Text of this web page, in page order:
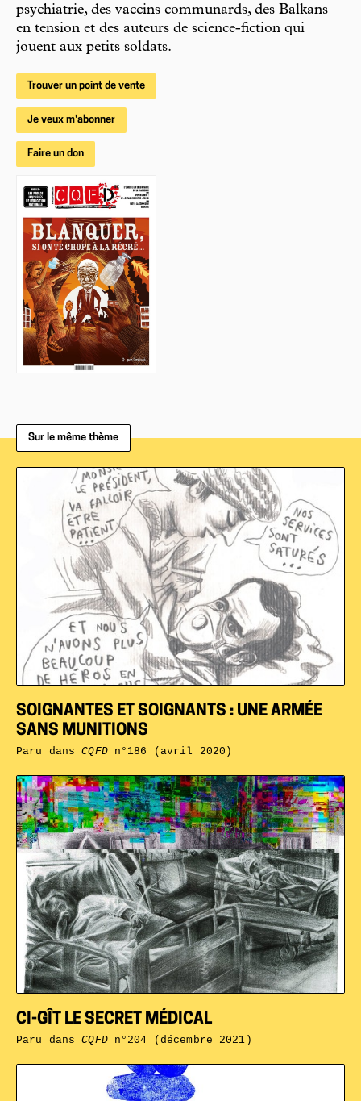
psychiatrie, des vaccins communards, des Balkans
en tension et des auteurs de science-fiction qui
jouent aux petits soldats.
Trouver un point de vente
Je veux m'abonner
Faire un don
Sur le même thème
CI-GÎT LE SECRET MÉDICAL
Paru dansCQFDn°204 (décembre 2021)
SOIGNANTES ET SOIGNANTS : UNE ARMÉE
SANS MUNITIONS
Paru dansCQFDn°186 (avril 2020)